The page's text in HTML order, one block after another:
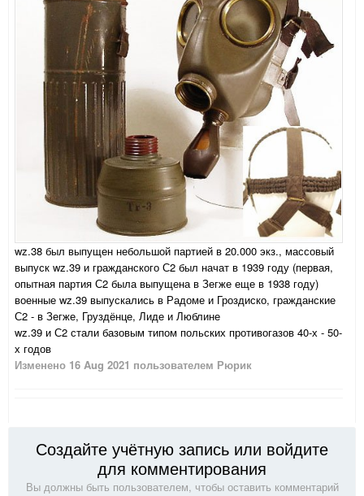
wz.38 был выпущен небольшой партией в 20.000 экз., массовый
выпуск wz.39 и гражданского С2 был начат в 1939 году (первая,
опытная партия С2 была выпущена в Зегже еще в 1938 году)
военные wz.39 выпускались в Радоме и Гроздиско, гражданские
С2 - в Зегже, Груздёнце, Лиде и Люблине
wz.39 и С2 стали базовым типом польских противогазов 40-х - 50-
х годов
Изменено 16 Aug 2021 пользователем Рюрик
Создайте учётную запись или войдите
для комментирования
Вы должны быть пользователем, чтобы оставить комментарий